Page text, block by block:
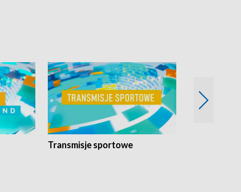
Transmisje sportowe